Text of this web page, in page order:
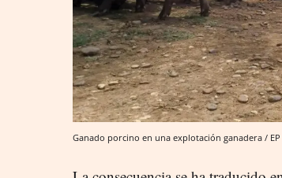
Ganado porcino en una explotación ganadera / EP